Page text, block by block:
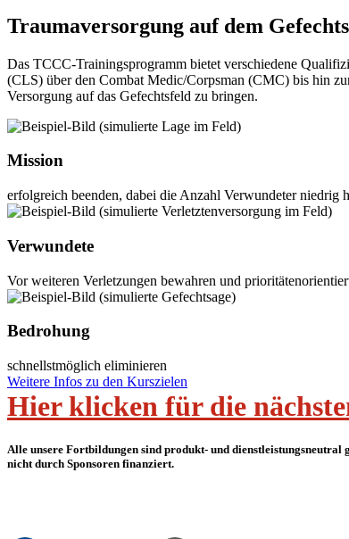
Traumaversorgung auf dem
Das TCCC-Trainingsprogramm bietet verschiedene
(CLS) über den Combat Medic/Corpsman (CMC) bis hin
Versorgung auf das Gefechtsfeld zu bringen.
Mission
erfolgreich beenden, dabei die Anzahl Verwundeter niedrig
Verwundete
Vor weiteren Verletzungen bewahren und
Bedrohung
schnellstmöglich eliminieren
Weitere Infos zu den Kurszielen
Hier klicken für die
Alle unsere Fortbildungen sind produkt- und dienstleistungsneutral
nicht durch Sponsoren finanziert.